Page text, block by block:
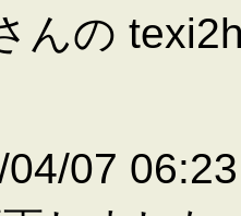
んの
04/07